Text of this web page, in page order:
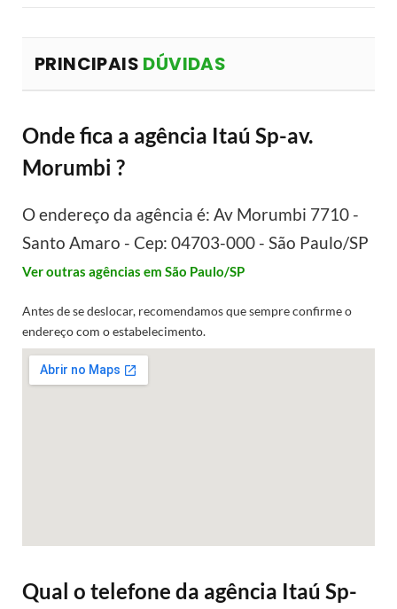
PRINCIPAIS DÚVIDAS
Onde fica a agência Itaú Sp-av.
Morumbi ?
O endereço da agência é: Av Morumbi 7710 -
Santo Amaro - Cep: 04703-000 - São Paulo/SP
Ver outras agências em São Paulo/SP
Antes de se deslocar, recomendamos que sempre confirme o
endereço com o estabelecimento.
Qual o telefone da agência Itaú Sp-